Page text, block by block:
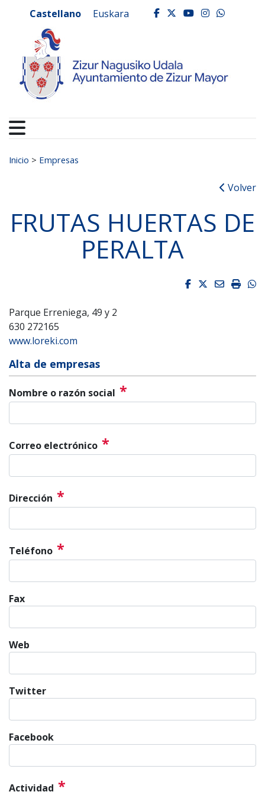
Ayuntamiento de
Castellano Euskara facebook
twitter
youtube
Buscar:
Inicio > Empresas
Volver
FRUTAS HUERTAS DE
PERALTA
Facebook
Twitter
Email
Parque Erreniega, 49 y 2
630 272165
www.loreki.com
Alta de empresas
Nombre o razón social *
Correo electrónico *
Dirección *
Teléfono *
Fax
Web
Twitter
Facebook
Actividad *